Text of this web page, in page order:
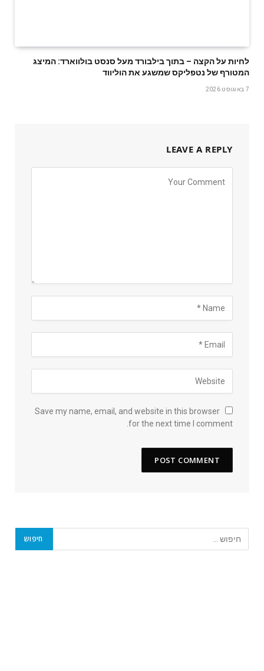
לחיות על הקצה – בתוך בילבורד מעל סנסט בולווארד: המיצג
המטורף של נטפליקס שמשגע את הוליווד
7 באוגוסט 2026
LEAVE A REPLY
Save my name, email, and website in this browser
for the next time I comment.